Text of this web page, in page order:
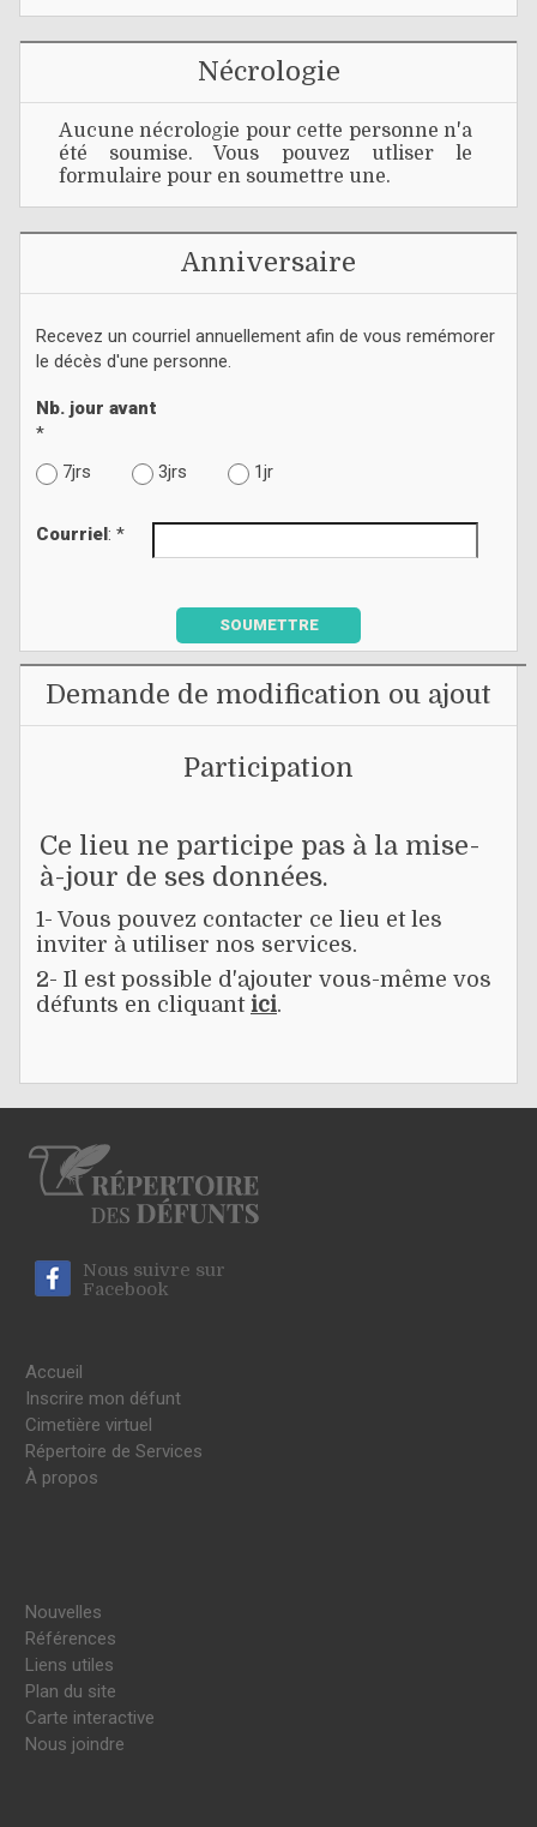
Nécrologie
Aucune nécrologie pour cette personne n'a
été soumise. Vous pouvez utliser le
formulaire pour en soumettre une.
Anniversaire
Recevez un courriel annuellement afin de vous remémorer
le décès d'une personne.
Nb. jour avant
*
7jrs
3jrs 1jr
Courriel : *
SOUMETTRE
Demande de modification ou ajout
Participation
Ce lieu ne participe pas à la mise-
à-jour de ses données.
1- Vous pouvez contacter ce lieu et les
inviter à utiliser nos services.
2- Il est possible d'ajouter vous-même vos
défunts en cliquant ici.
Nous suivre sur
Facebook
Accueil
Inscrire mon défunt
Cimetière virtuel
Répertoire de Services
À propos
Nouvelles
Références
Liens utiles
Plan du site
Carte interactive
Nous joindre